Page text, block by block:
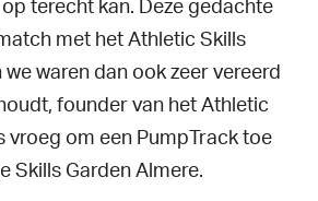
terecht kan. Deze gedachte
met het Athletic Skills
we waren dan ook zeer vereerd
founder van het Athletic
vroeg om een PumpTrack toe
Skills Garden Almere.